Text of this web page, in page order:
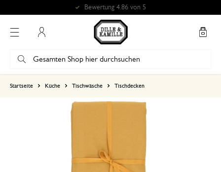
Bewertung 4.86 von 5
Startseite Küche Tischwäsche Tischdecken